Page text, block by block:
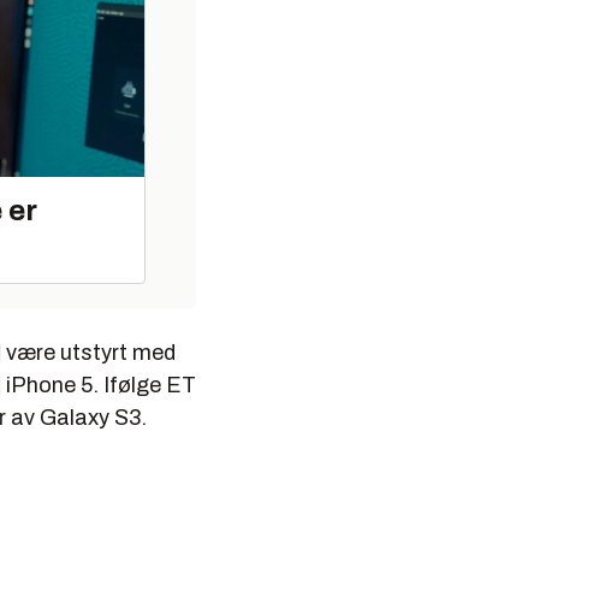
er
være utstyrt med
5. Ifølge ET
av Galaxy S3.